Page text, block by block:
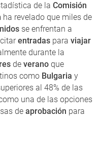
de la Comisión
ha revelado que miles de
se enfrentan a
entradas para viajar
durante la
de verano que
como Bulgaria y
al 48% de las
una de las opciones
de aprobación para